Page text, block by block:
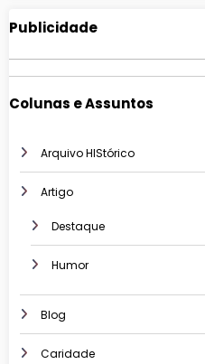
Publicidade
Colunas e Assuntos
Arquivo HIStórico
Artigo
Destaque
Humor
Blog
Caridade